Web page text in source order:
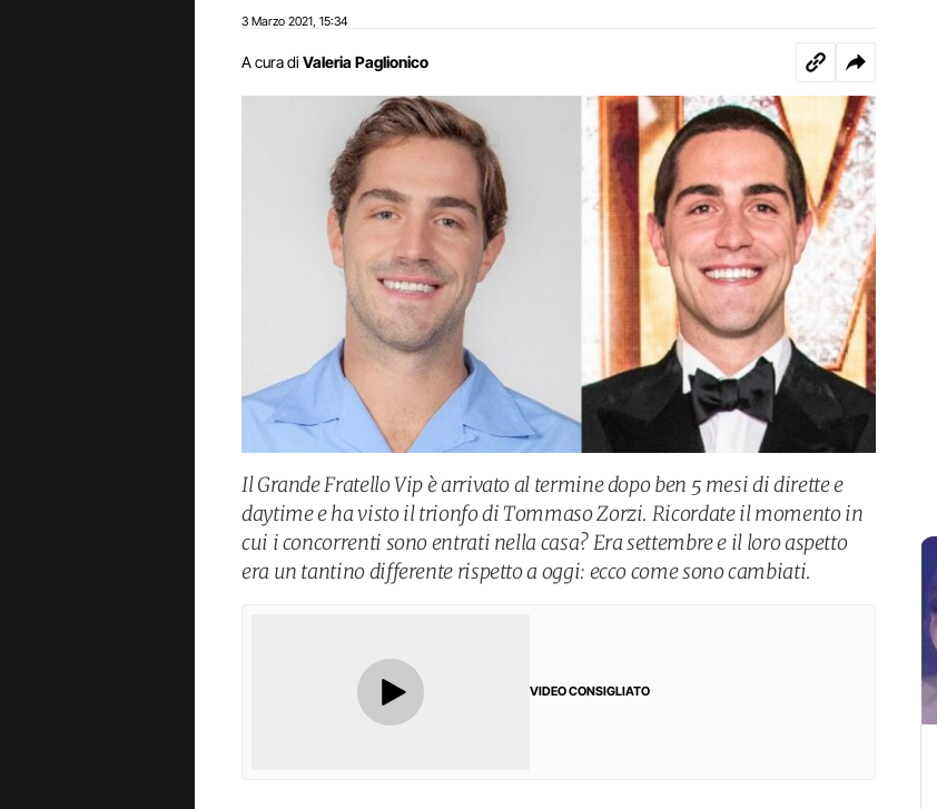
3 Marzo 2021 15:34
A cura di Valeria Paglionico
Il Grande Fratello Vip è arrivato al termine dopo ben 5 mesi di dirette e
daytime e ha visto il trionfo di Tommaso Zorzi. Ricordate il momento in
cui i concorrenti sono entrati nella casa? Era settembre e il loro aspetto
era un tantino differente rispetto a oggi: ecco come sono cambiati.
VIDEO CONSIGLIATO